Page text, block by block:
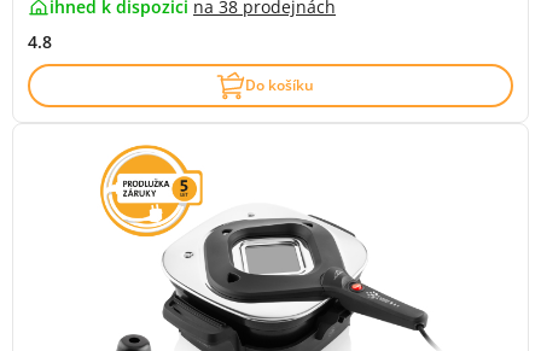
ihned k dispozici na 38 prodejnách
4.8
Do košíku